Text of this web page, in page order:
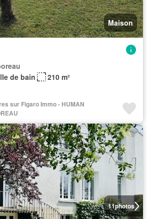
Maison
de bain
210 m²
sur Figaro Immo - HUMAN
11photos